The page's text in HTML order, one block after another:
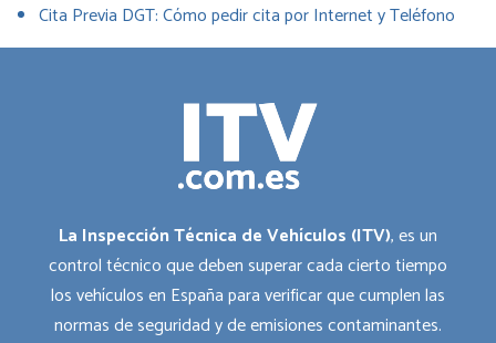
Cita Previa DGT: Cómo pedir cita por Internet y Teléfono
La Inspección Técnica de Vehículos (ITV), es un
control técnico que deben superar cada cierto tiempo
los vehículos en España para verificar que cumplen las
normas de seguridad y de emisiones contaminantes.